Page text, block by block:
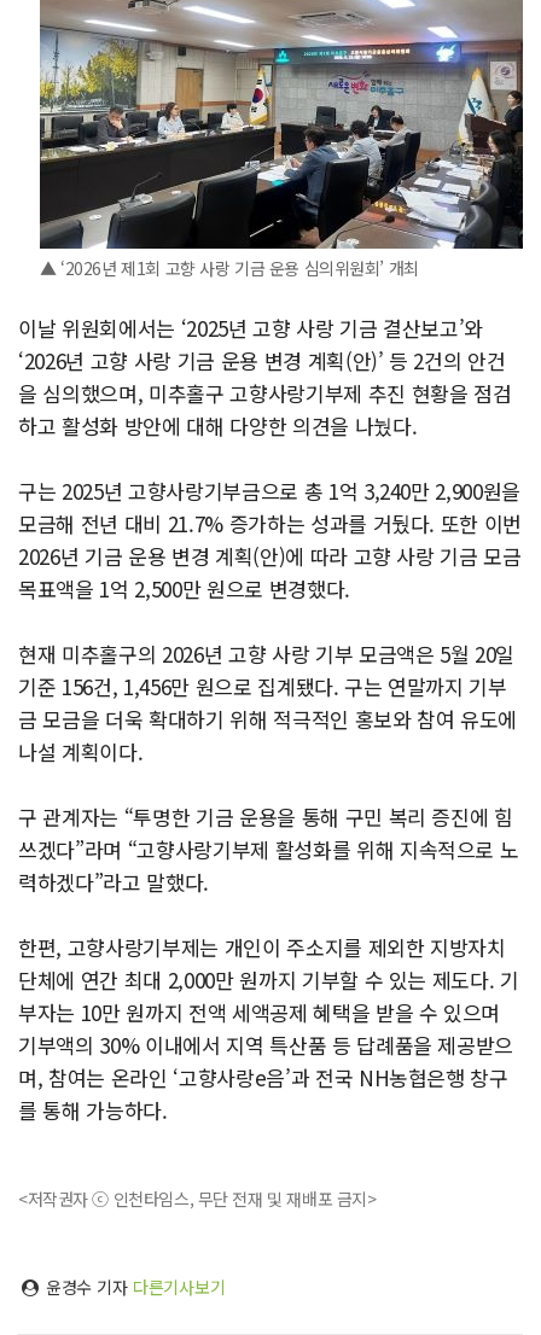
▲ ‘2026년 제1회 고향 사랑 기금 운용 심의위원회’ 개최
이날 위원회에서는 ‘2025년 고향 사랑 기금 결산보고’와
‘2026년 고향 사랑 기금 운용 변경 계획(안)’ 등 2건의 안건
을 심의했으며, 미추홀구 고향사랑기부제 추진 현황을 점검
하고 활성화 방안에 대해 다양한 의견을 나눴다.
구는 2025년 고향사랑기부금으로 총 1억 3,240만 2,900원을
모금해 전년 대비 21.7% 증가하는 성과를 거뒀다. 또한 이번
2026년 기금 운용 변경 계획(안)에 따라 고향 사랑 기금 모금
목표액을 1억 2,500만 원으로 변경했다.
현재 미추홀구의 2026년 고향 사랑 기부 모금액은 5월 20일
기준 156건, 1,456만 원으로 집계됐다. 구는 연말까지 기부
금 모금을 더욱 확대하기 위해 적극적인 홍보와 참여 유도에
나설 계획이다.
구 관계자는 “투명한 기금 운용을 통해 구민 복리 증진에 힘
쓰겠다”라며 “고향사랑기부제 활성화를 위해 지속적으로 노
력하겠다”라고 말했다.
한편, 고향사랑기부제는 개인이 주소지를 제외한 지방자치
단체에 연간 최대 2,000만 원까지 기부할 수 있는 제도다. 기
부자는 10만 원까지 전액 세액공제 혜택을 받을 수 있으며
기부액의 30% 이내에서 지역 특산품 등 답례품을 제공받으
며, 참여는 온라인 ‘고향사랑e음’과 전국 NH농협은행 창구
를 통해 가능하다.
<저작권자 ⓒ 인천타임스, 무단 전재 및 재배포 금지>
윤경수 기자 다른기사보기